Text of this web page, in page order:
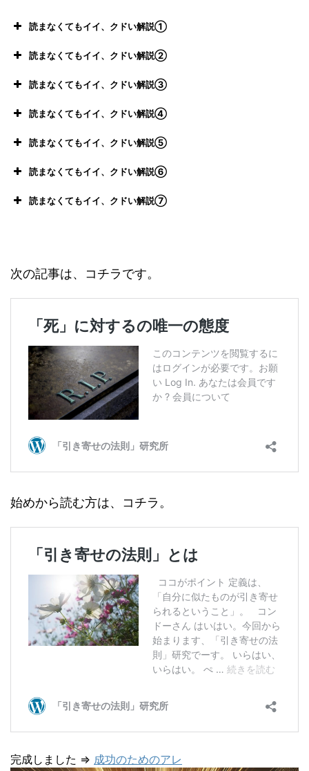
読まなくてもイイ、クドい解説①
ありがたいもの、価値あるものに囲ま
れて生きているという自分を、強く意識化する
行為
読まなくてもイイ、クドい解説②
読まなくてもイイ、クドい解説③
強い影響力を持った肯定的な感情のや
り取りがなされるスタート地点が感謝だ
読まなくてもイイ、クドい解説④
とを頭で想像してみる」
「様々なことを、自分の力だけで行う
としたら・・・」と考える
読まなくてもイイ、クドい解説⑤
すべての人が別々に自分のためだけに仕
事をしていたなら、不便で貧乏なままだった
読まなくてもイイ、クドい解説⑥
読まなくてもイイ、クドい解説⑦
てとても得になる行為だという点
次の記事は、コチラです。
始めから読む方は、コチラ。
完成しました ⇒ 成功のためのアレ